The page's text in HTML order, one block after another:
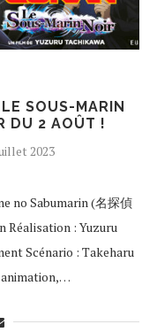
SOUS-MARIN
DU 2 AOÛT !
2023
no Sabumarin (名探偵
Réalisation : Yuzuru
Scénario : Takeharu
animation,…